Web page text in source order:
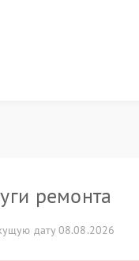
ремонта
дату 08.08.2026